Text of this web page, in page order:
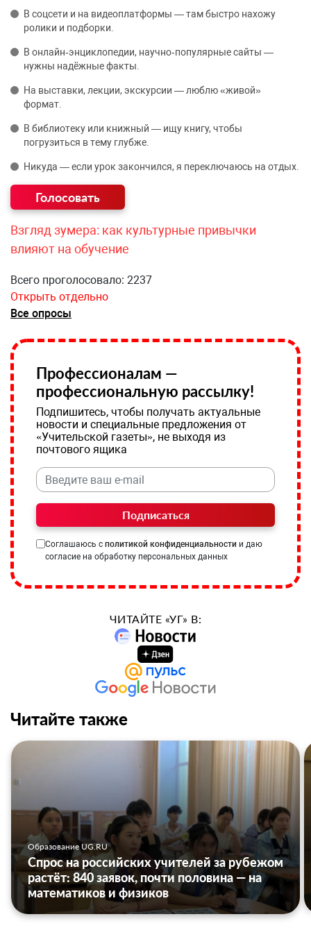
В соцсети и на видеоплатформы — там быстро нахожу
ролики и подборки.
В онлайн‑энциклопедии, научно‑популярные сайты —
нужны надёжные факты.
На выставки, лекции, экскурсии — люблю «живой»
формат.
В библиотеку или книжный — ищу книгу, чтобы
погрузиться в тему глубже.
Никуда — если урок закончился, я переключаюсь на отдых.
Взгляд зумера: как культурные привычки
влияют на обучение
Всего проголосовало: 2237
Открыть отдельно
Все опросы
Профессионалам —
профессиональную рассылку!
Подпишитесь, чтобы получать актуальные
новости и специальные предложения от
«Учительской газеты», не выходя из
почтового ящика
Подписаться
Соглашаюсь с политикой конфиденциальности и даю
согласие на обработку персональных данных
ЧИТАЙТЕ «УГ» В:
Читайте также
Образование UG.RU
Спрос на российских учителей за рубежом
растёт: 840 заявок, почти половина — на
математиков и физиков